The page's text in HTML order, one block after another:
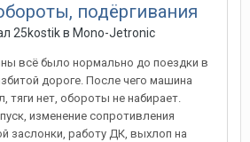
подёргивания
25kostikв Mono-Jetronic
всё было нормально до поездки в
дороге. После чего машина
тяги нет, обороты не набирает.
изменение сопротивления
заслонки, работу ДК, выхлоп на